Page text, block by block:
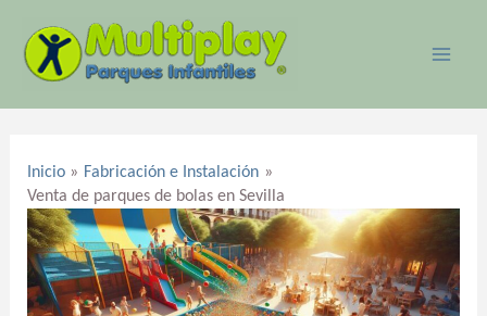
contenido
Inicio
Fabricación e Instalación
Venta de parques de bolas en Sevilla
entradas